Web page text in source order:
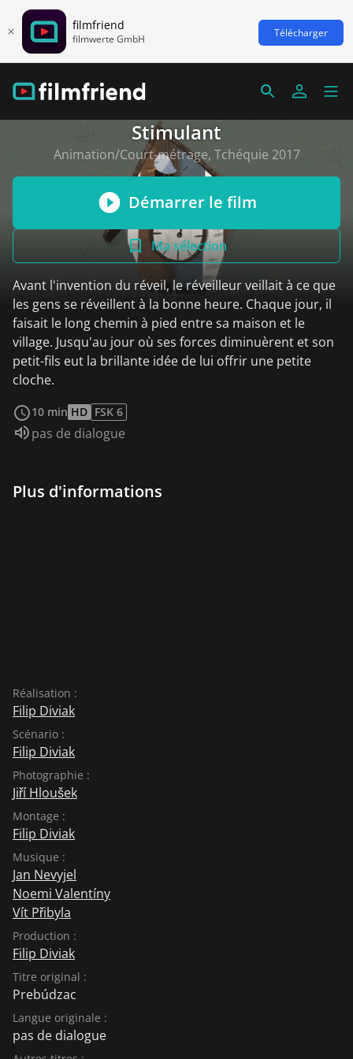
filmfriend
filmwerte GmbH Télécharger
Stimulant
Animation/Court-métrage, Tchéquie 2017
Démarrer le film
Ma sélection
Avant l'invention du réveil, le réveilleur veillait à ce que
les gens se réveillent à la bonne heure. Chaque jour, il
faisait le long chemin à pied entre sa maison et le
village. Jusqu'au jour où ses forces diminuèrent et son
petit-fils eut la brillante idée de lui offrir une petite
cloche.
10 min HD FSK 6
Audio :
pas de dialogue
Plus d'informations
Réalisation :
Filip Diviak
Scénario :
Filip Diviak
Photographie :
Jiří Hloušek
Montage :
Filip Diviak
Musique :
Jan Nevyjel
Noemi Valentíny
Vít Přibyla
Production :
Filip Diviak
Titre original :
Prebúdzac
Langue originale :
pas de dialogue